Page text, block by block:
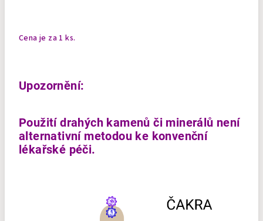
Cena je za 1 ks.
Upozornění:
Použití drahých kamenů či minerálů není
alternativní metodou ke konvenční
lékařské péči.